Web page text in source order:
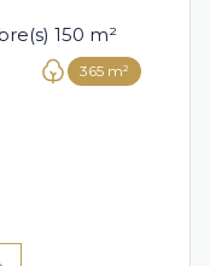
Maison 5 pièce(s) 4 chambre(s) 150 m²
365 m²